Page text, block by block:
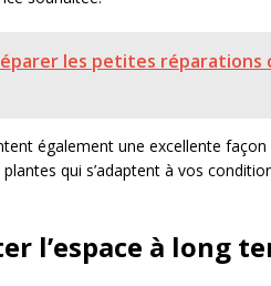
les petites réparations
également une excellente
qui s’adaptent à vos
l’espace à long